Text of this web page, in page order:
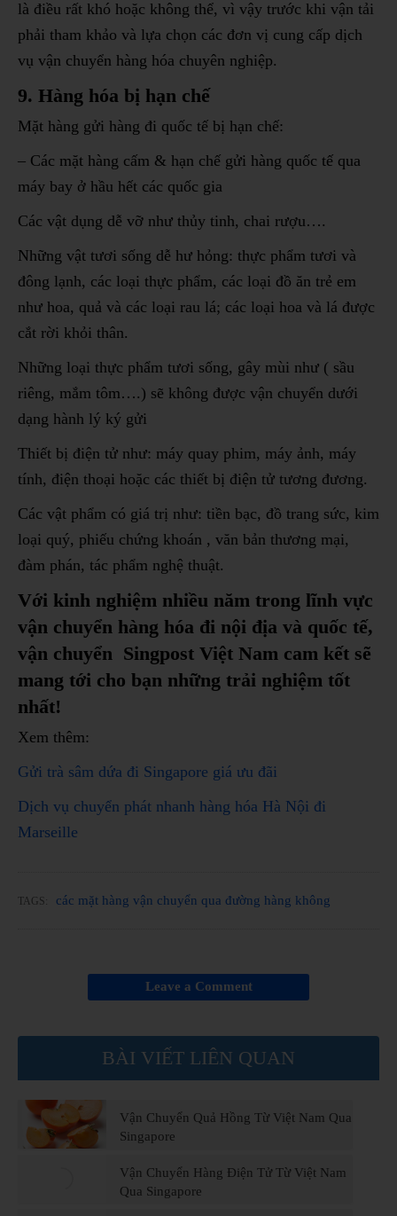
là điều rất khó hoặc không thể, vì vậy trước khi vận tải
phải tham khảo và lựa chọn các đơn vị cung cấp dịch
vụ vận chuyển hàng hóa chuyên nghiệp.
9. Hàng hóa bị hạn chế
Mặt hàng gửi hàng đi quốc tế bị hạn chế:
– Các mặt hàng cấm & hạn chế gửi hàng quốc tế qua
máy bay ở hầu hết các quốc gia
Các vật dụng dễ vỡ như thủy tinh, chai rượu….
Những vật tươi sống dễ hư hỏng: thực phẩm tươi và
đông lạnh, các loại thực phẩm, các loại đồ ăn trẻ em
như hoa, quả và các loại rau lá; các loại hoa và lá được
cắt rời khỏi thân.
Những loại thực phẩm tươi sống, gây mùi như ( sầu
riêng, mắm tôm….) sẽ không được vận chuyển dưới
dạng hành lý ký gửi
Thiết bị điện tử như: máy quay phim, máy ảnh, máy
tính, điện thoại hoặc các thiết bị điện tử tương đương.
Các vật phẩm có giá trị như: tiền bạc, đồ trang sức, kim
loại quý, phiếu chứng khoán , văn bản thương mại,
đàm phán, tác phẩm nghệ thuật.
Với kinh nghiệm nhiều năm trong lĩnh vực
vận chuyển hàng hóa đi nội địa và quốc tế,
vận chuyển Singpost Việt Nam cam kết sẽ
mang tới cho bạn những trải nghiệm tốt
nhất!
Xem thêm:
Gửi trà sâm dứa đi Singapore giá ưu đãi
Dịch vụ chuyển phát nhanh hàng hóa Hà Nội đi
Marseille
TAGS: các mặt hàng vận chuyển qua đường hàng không
Leave a Comment
BÀI VIẾT LIÊN QUAN
Vận Chuyển Quả Hồng Từ Việt Nam Qua
Singapore
Vận Chuyển Hàng Điện Tử Từ Việt Nam
Qua Singapore